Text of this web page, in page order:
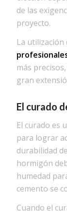
de las
proyecto.
La
más
gran
El curado
El curado es
para lograr
durabilidad
hormigón
humedad
cemento se
Cuando el